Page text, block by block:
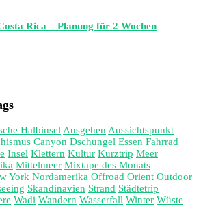
Rica – Planung für 2 Wochen
Halbinsel Ausgehen Aussichtspunkt
Canyon Dschungel Essen Fahrrad
Insel Klettern Kultur Kurztrip Meer
Mittelmeer Mixtape des Monats
York Nordamerika Offroad Orient Outdoor
Skandinavien Strand Städtetrip
Wadi Wandern Wasserfall Winter Wüste